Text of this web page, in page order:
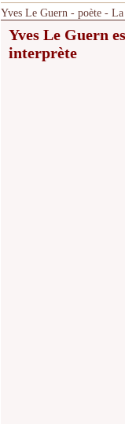
Yves Le Guern - poète - La
Yves Le Guern
interprète